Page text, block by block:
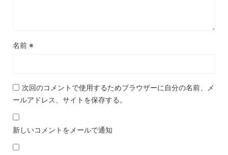
名前 ※
次回のコメントで使用するためブラウザーに自分の名前、メ
ールアドレス、サイトを保存する。
新しいコメントをメールで通知